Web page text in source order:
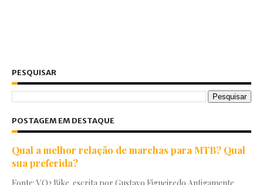
PESQUISAR
POSTAGEM EM DESTAQUE
Qual a melhor relação de marchas para MTB? Qual
sua preferida?